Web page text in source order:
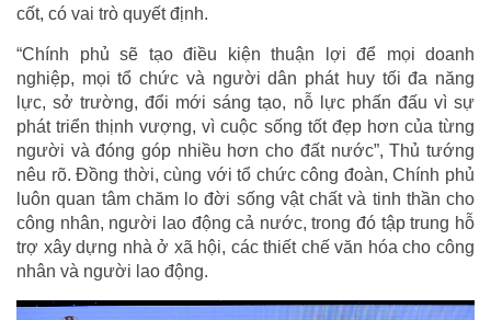
cốt, có vai trò quyết định.
“Chính phủ sẽ tạo điều kiện thuận lợi để mọi doanh
nghiệp, mọi tổ chức và người dân phát huy tối đa năng
lực, sở trường, đổi mới sáng tạo, nỗ lực phấn đấu vì sự
phát triển thịnh vượng, vì cuộc sống tốt đẹp hơn của từng
người và đóng góp nhiều hơn cho đất nước”, Thủ tướng
nêu rõ. Đồng thời, cùng với tổ chức công đoàn, Chính phủ
luôn quan tâm chăm lo đời sống vật chất và tinh thần cho
công nhân, người lao động cả nước, trong đó tập trung hỗ
trợ xây dựng nhà ở xã hội, các thiết chế văn hóa cho công
nhân và người lao động.